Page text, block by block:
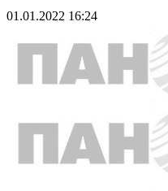
01.01.2022 16:24